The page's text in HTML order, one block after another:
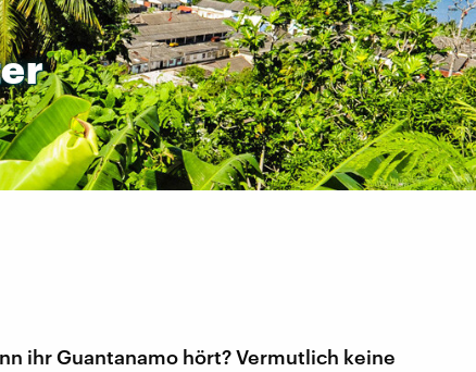
ihr Guantanamo hört? Vermutlich keine